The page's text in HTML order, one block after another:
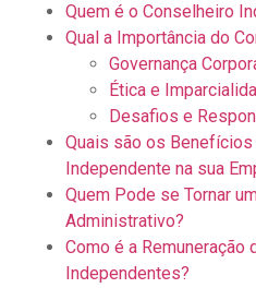
Quem é o Conselheiro
Qual a Importância do
Governança
Ética e
Desafios e
Quais são os
Independente na sua
Quem Pode se Tornar
Administrativo?
Como é a Remuneração
Independentes?